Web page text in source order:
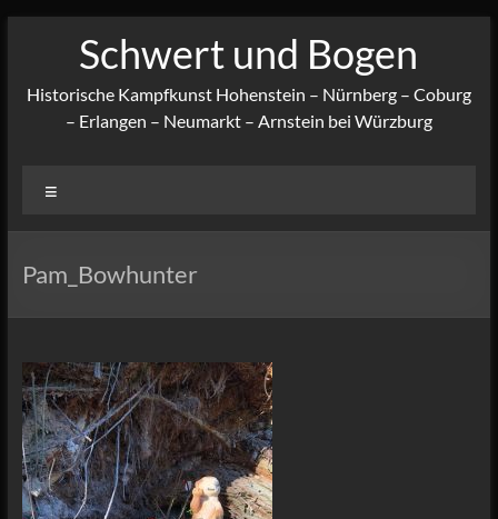
Schwert und Bogen
Historische Kampfkunst Hohenstein – Nürnberg – Coburg
– Erlangen – Neumarkt – Arnstein bei Würzburg
Pam_Bowhunter